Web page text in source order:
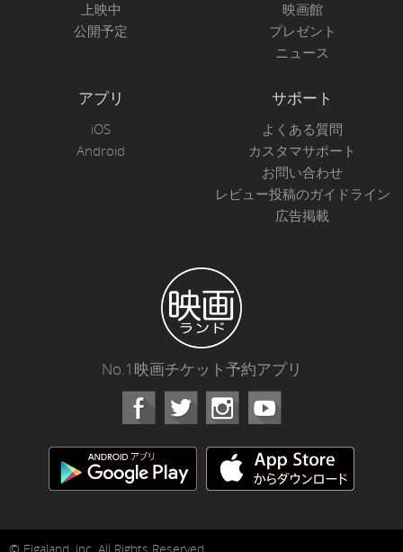
上映中
公開予定
映画館
プレゼント
ニュース
アプリ
iOS
Android
サポート
よくある質問
カスタマサポート
お問い合わせ
レビュー投稿のガイドライン
広告掲載
No.1映画チケット予約アプリ
Facebook Instagram